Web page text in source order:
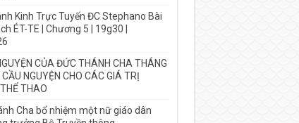
Kinh Trực Tuyến ĐC Stephano Bài
ÉT-TE | Chương 5 | 19g30 |
CỦA ĐỨC THÁNH CHA THÁNG
NGUYỆN CHO CÁC GIÁ TRỊ
THAO
Cha bổ nhiệm một nữ giáo dân